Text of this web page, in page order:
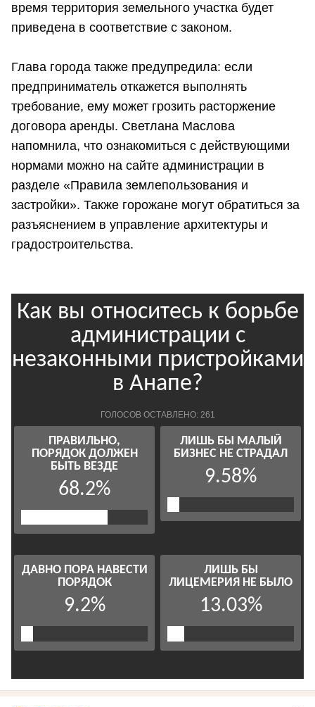
время территория земельного участка будет
приведена в соответствие с законом.
Глава города также предупредила: если
предприниматель откажется выполнять
требование, ему может грозить расторжение
договора аренды. Светлана Маслова
напомнила, что ознакомиться с действующими
нормами можно на сайте администрации в
разделе «Правила землепользования и
застройки». Также горожане могут обратиться за
разъяснением в управление архитектуры и
градостроительства.